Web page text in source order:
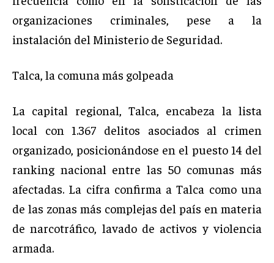
organizaciones criminales, pese a la
instalación del Ministerio de Seguridad.
Talca, la comuna más golpeada
La capital regional, Talca, encabeza la lista
local con 1.367 delitos asociados al crimen
organizado, posicionándose en el puesto 14 del
ranking nacional entre las 50 comunas más
afectadas. La cifra confirma a Talca como una
de las zonas más complejas del país en materia
de narcotráfico, lavado de activos y violencia
armada.